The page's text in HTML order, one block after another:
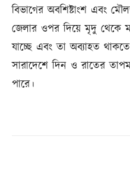
বিভাগের অবশিষ্টাংশ এবং
জেলার ওপর দিয়ে মৃদু থেকে
যাচ্ছে এবং তা অব্যাহত
সারাদেশে দিন ও রাতের
পারে।